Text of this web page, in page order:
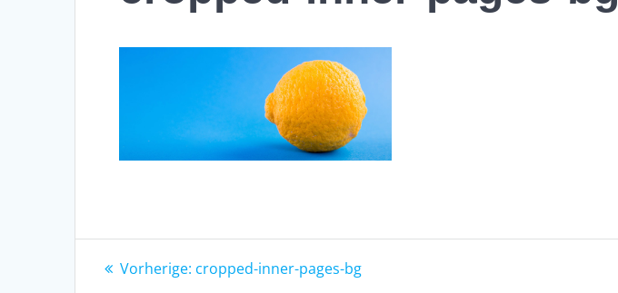
Beitragsnavigation
Vorherige: Vorheriger
cropped-inner-pages-bg